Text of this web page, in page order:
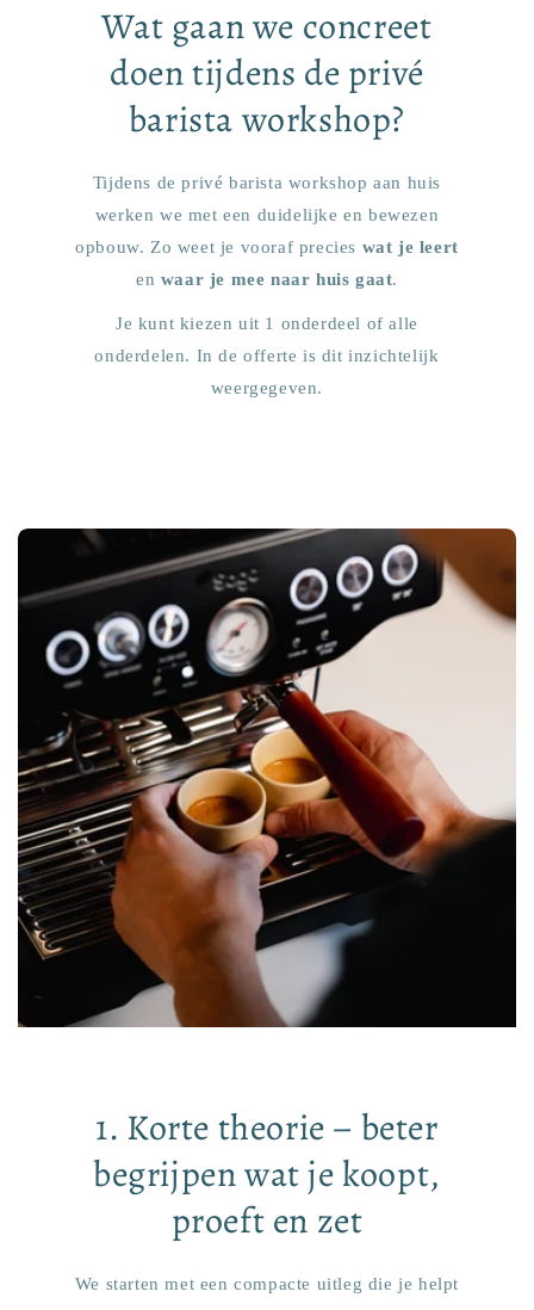
Wat gaan we concreet
doen tijdens de privé
barista workshop?
Tijdens de privé barista workshop aan huis
werken we met een duidelijke en bewezen
opbouw. Zo weet je vooraf precies wat je leert
en waar je mee naar huis gaat.
Je kunt kiezen uit 1 onderdeel of alle
onderdelen. In de offerte is dit inzichtelijk
weergegeven.
1. Korte theorie – beter
begrijpen wat je koopt,
proeft en zet
We starten met een compacte uitleg die je helpt